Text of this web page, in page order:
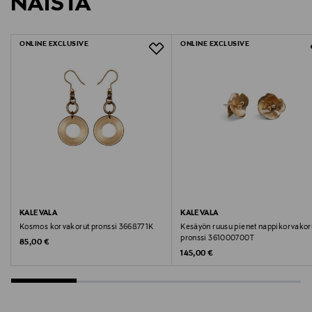
1578658
LUE TARKEMMAT PALAUTUSOHJEET
ONLINE EXCLUSIVE
KALEVALA
Kosmos korvakorut pronssi 3668771K
Original Price
85,00 €
ONLINE EXCLUSIVE
KALEVALA
Kesäyön ruusu pienet
pronssi 361000700T
Original Price
145,00 €